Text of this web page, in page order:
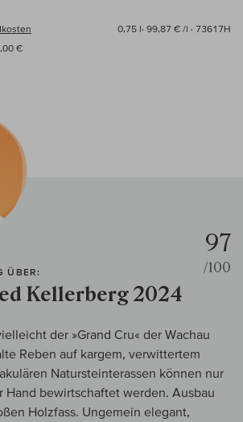
0,75 l· 99,87 € /l · 73617H
€
ÜBER:
Kellerberg 2024
97
/100
der »Grand Cru« der Wachau
Reben auf kargem, verwittertem
Natursteinterassen können nur
Hand bewirtschaftet werden. Ausbau
Holzfass. Ungemein elegant,